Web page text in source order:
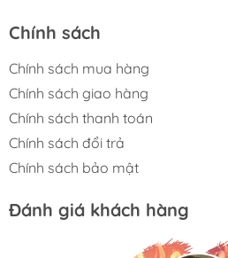
Chính sách
Chính sách mua hàng
Chính sách giao hàng
Chính sách thanh toán
Chính sách đổi trả
Chính sách bảo mật
Đánh giá khách hàng